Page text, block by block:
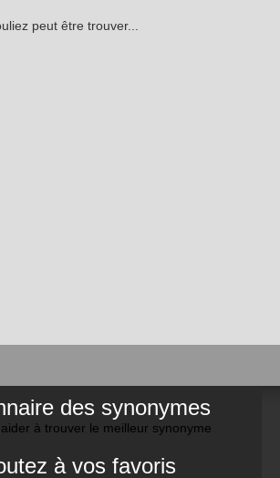
peut être trouver...
des synonymes
à trouver le meilleur synonyme
à vos favoris